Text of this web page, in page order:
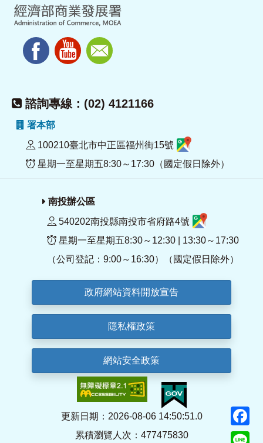
諮詢專線：(02) 4121166
署本部
100210臺北市中正區福州街15號
星期一至星期五8:30～17:30（國定假日除外）
南投辦公區
540202南投縣南投市省府路4號
星期一至星期五8:30～12:30 | 13:30～17:30
（公司登記：9:00～16:30）（國定假日除外）
政府網站資料開放宣告
隱私權政策
網站安全政策
更新日期：2026-08-06 14:50:51.0
累積瀏覽人次：477475830